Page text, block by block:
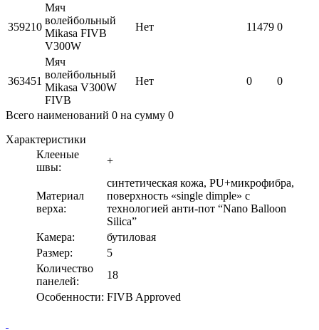
359210
Мяч
волейбольный
Mikasa FIVB
V300W
Нет 11479 0
363451
Мяч
волейбольный
Mikasa V300W
FIVB
Нет 0 0
Всего наименований 0 на сумму 0
Характеристики
Клееные
швы:
+
Материал
верха:
синтетическая кожа, PU+микрофибра,
поверхность «single dimple» c
технологией анти-пот “Nano Balloon
Silica”
Камера:
бутиловая
Размер:
5
Количество
панелей:
18
Особенности: FIVB Approved